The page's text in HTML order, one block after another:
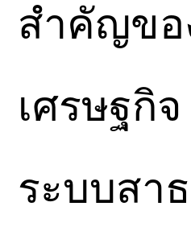
สำคัญขอ
เศรษฐกิ
ระบบสา